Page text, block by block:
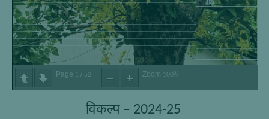
Page 1 / 52 Zoom 100%
विकल्प – 2024-25